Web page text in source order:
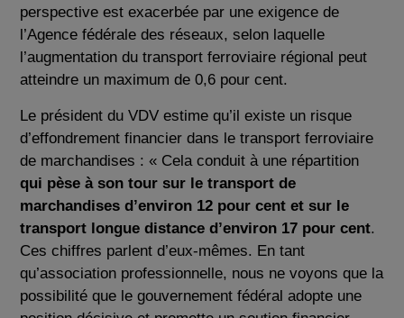
perspective est exacerbée par une exigence de
l’Agence fédérale des réseaux, selon laquelle
l’augmentation du transport ferroviaire régional peut
atteindre un maximum de 0,6 pour cent.
Le président du VDV estime qu’il existe un risque
d’effondrement financier dans le transport ferroviaire
de marchandises : « Cela conduit à une répartition
qui pèse à son tour sur le transport de
marchandises d’environ 12 pour cent et sur le
transport longue distance d’environ 17 pour cent.
Ces chiffres parlent d’eux-mêmes. En tant
qu’association professionnelle, nous ne voyons que la
possibilité que le gouvernement fédéral adopte une